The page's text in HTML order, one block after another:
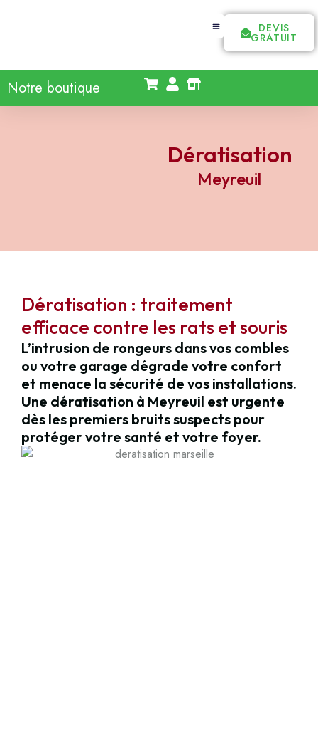
DEVIS
GRATUIT
Notre boutique
Dératisation
Meyreuil
Dératisation : traitement
efficace contre les rats et souris
L’intrusion de rongeurs dans vos combles
ou votre garage dégrade votre confort
et menace la sécurité de vos installations.
Une dératisation à Meyreuil est urgente
dès les premiers bruits suspects pour
protéger votre santé et votre foyer.